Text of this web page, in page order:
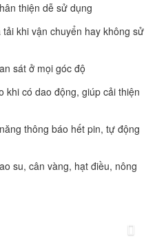
thiện dễ sử dụng
khi vận chuyển hay không sử
sát ở mọi góc độ
khi có dao động, giúp cải thiện
thông báo hết pin, tự động
su, cân vàng, hạt điều, nông